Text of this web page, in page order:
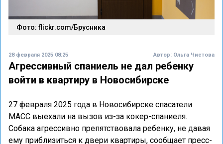
Фото: flickr.com/Брусника
28 февраля 2025 08:25 Автор: Ольга Чистова
Агрессивный спаниель не дал ребенку
войти в квартиру в Новосибирске
27 февраля 2025 года в Новосибирске спасатели
МАСС выехали на вызов из-за кокер-спаниеля.
Собака агрессивно препятствовала ребенку, не давая
ему приблизиться к двери квартиры, сообщает пресс-